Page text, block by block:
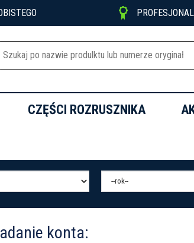

CZĘŚCI ROZRUSZNIKA
konta: